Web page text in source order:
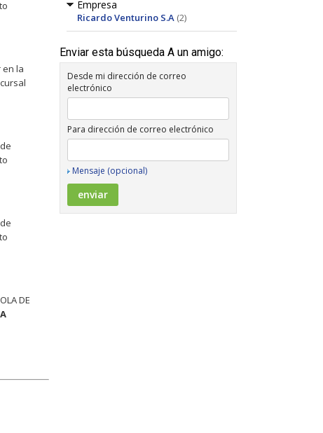
Empresa
Ricardo Venturino S.A (2)
Enviar esta búsqueda A un amigo:
Desde mi dirección de correo
electrónico
Para dirección de correo electrónico
Mensaje (opcional)
en la
DE